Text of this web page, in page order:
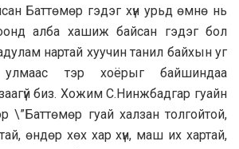
Баттөмөр гэдэг хүн урьд өмнө нь
алба хашиж байсан гэдэг бол
нартай хуучин танил байхын уг
улмаас тэр хоёрыг байшиндаа
биз. Хожим С.Нинжбадгар гуайн
\”Баттөмөр гуай халзан толгойтой,
өндөр хөх хар хүн, маш их хартай,